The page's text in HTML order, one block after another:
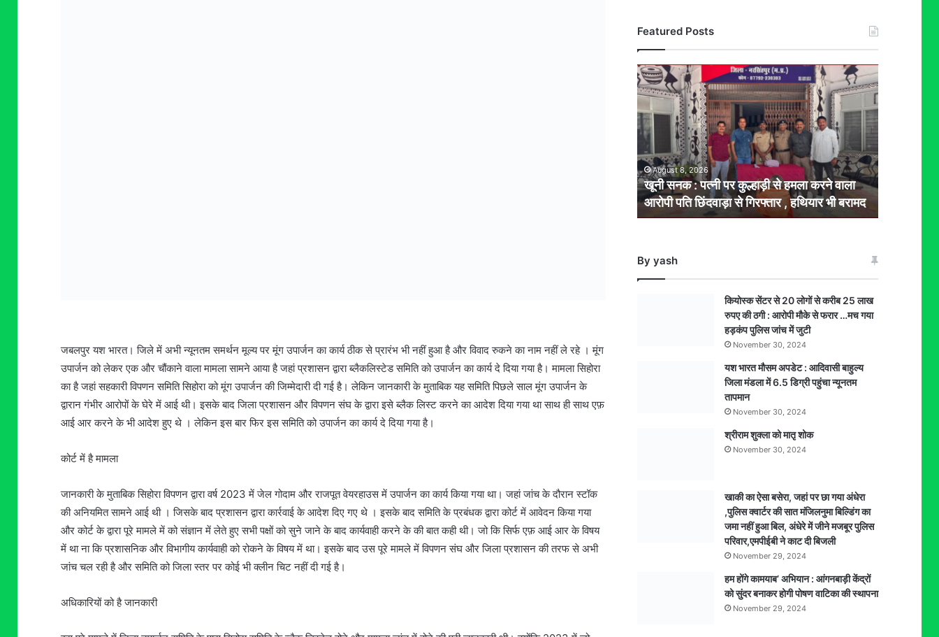
जबलपुर यश भारत। जिले में अभी न्यूनतम समर्थन मूल्य पर मूंग उपार्जन का कार्य ठीक से प्रारंभ भी नहीं हुआ है और विवाद रुकने का नाम नहीं ले रहे । मूंग
उपार्जन को लेकर एक और चौंकाने वाला मामला सामने आया है जहां प्रशासन द्वारा ब्लैकलिस्टेड समिति को उपार्जन का कार्य दे दिया गया है। मामला सिहोरा
का है जहां सहकारी विपणन समिति सिहोरा को मूंग उपार्जन की जिम्मेदारी दी गई है। लेकिन जानकारी के मुताबिक यह समिति पिछले साल मूंग उपार्जन के
द्वारान गंभीर आरोपों के घेरे में आई थी। इसके बाद जिला प्रशासन और विपणन संघ के द्वारा इसे ब्लैक लिस्ट करने का आदेश दिया गया था साथ ही साथ एफ़
आई आर करने के भी आदेश हुए थे । लेकिन इस बार फिर इस समिति को उपार्जन का कार्य दे दिया गया है।
कोर्ट में है मामला
जानकारी के मुताबिक सिहोरा विपणन द्वारा वर्ष 2023 में जेल गोदाम और राजपूत वेयरहाउस में उपार्जन का कार्य किया गया था। जहां जांच के दौरान स्टॉक
की अनियमित सामने आई थी । जिसके बाद प्रशासन द्वारा कार्रवाई के आदेश दिए गए थे । इसके बाद समिति के प्रबंधक द्वारा कोर्ट में आवेदन किया गया
और कोर्ट के द्वारा पूरे मामले में को संज्ञान में लेते हुए सभी पक्षों को सुने जाने के बाद कार्यवाही करने के की बात कही थी। जो कि सिर्फ एफ़ आई आर के विषय
में था ना कि प्रशासनिक और विभागीय कार्यवाही को रोकने के विषय में था। इसके बाद उस पूरे मामले में विपणन संघ और जिला प्रशासन की तरफ से अभी
जांच चल रही है और समिति को जिला स्तर पर कोई भी क्लीन चिट नहीं दी गई है।
अधिकारियों को है जानकारी
Featured Posts
खूनी
सनक
:
पत्नी
पर
कुल्हाड़ी
से
हमला
करने
वाला
आरोपी
से
गिरफ्तार
August 8, 2026
खूनी सनक : पत्नी पर कुल्हाड़ी से हमला करने वाला
आरोपी पति छिंदवाड़ा से गिरफ्तार , हथियार भी बरामद
By yash
कियोस्क सेंटर से 20 लोगों से करीब 25 लाख
रुपए की ठगी : आरोपी मौके से फरार …मच गया
हड़कंप पुलिस जांच में जुटी
November 30, 2024
यश भारत मौसम अपडेट : आदिवासी बाहुल्य
जिला मंडला में 6.5 डिग्री पहुंचा न्यूनतम
तापमान
November 30, 2024
श्रीराम शुक्ला को मातृ शोक
November 30, 2024
खाकी का ऐसा बसेरा, जहां पर छा गया अंधेरा
,पुलिस क्वार्टर की सात मंजिलनुमा बिल्डिंग का
जमा नहीं हुआ बिल, अंधेरे में जीने मजबूर पुलिस
परिवार,एमपीईबी ने काट दी बिजली
November 29, 2024
हम होंगे कामयाब’ अभियान : आंगनबाड़ी केंद्रों
को सुंदर बनाकर होगी पोषण वाटिका की स्थापना
November 29, 2024